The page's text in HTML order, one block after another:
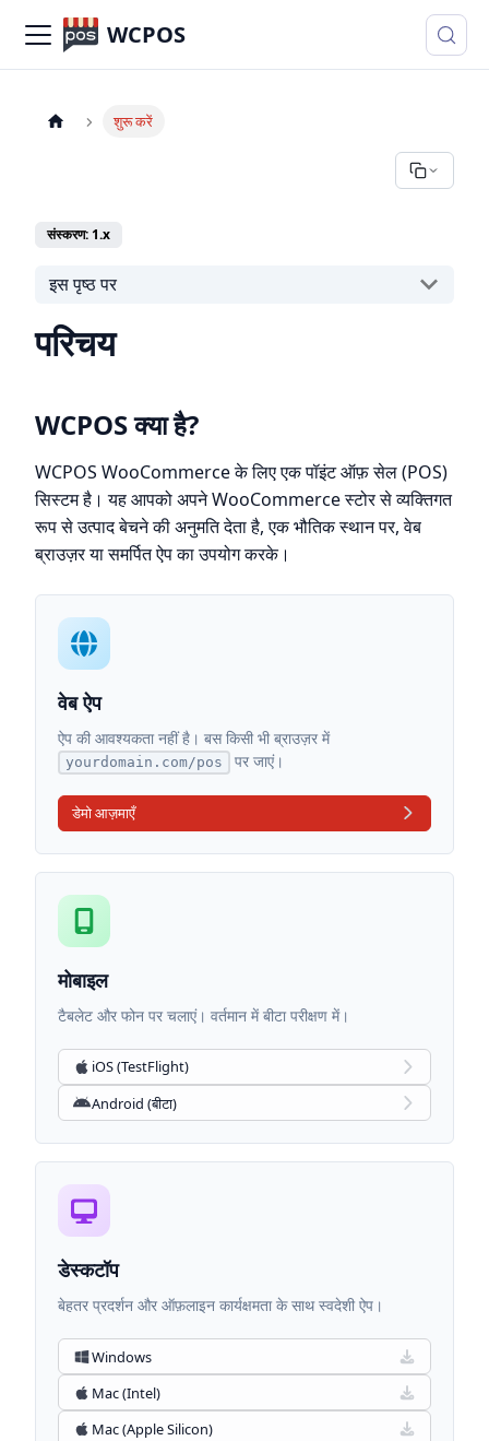
WCPOS
शुरू करें
संस्करण: 1.x
इस पृष्ठ पर
परिचय
WCPOS क्या है?
WCPOS WooCommerce के लिए एक पॉइंट ऑफ़ सेल (POS)
सिस्टम है। यह आपको अपने WooCommerce स्टोर से व्यक्तिगत
रूप से उत्पाद बेचने की अनुमति देता है, एक भौतिक स्थान पर, वेब
ब्राउज़र या समर्पित ऐप का उपयोग करके।
वेब ऐप
ऐप की आवश्यकता नहीं है। बस किसी भी ब्राउज़र में
yourdomain.com/pos पर जाएं।
डेमो आज़माएँ
मोबाइल
टैबलेट और फोन पर चलाएं। वर्तमान में बीटा परीक्षण में।
iOS (TestFlight)
Android (बीटा)
डेस्कटॉप
बेहतर प्रदर्शन और ऑफ़लाइन कार्यक्षमता के साथ स्वदेशी ऐप।
Windows
Mac (Intel)
Mac (Apple Silicon)